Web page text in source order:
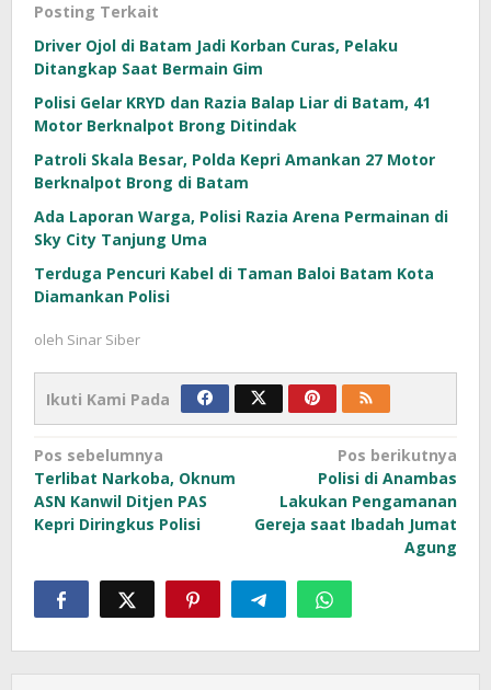
Posting Terkait
Driver Ojol di Batam Jadi Korban Curas, Pelaku
Ditangkap Saat Bermain Gim
Polisi Gelar KRYD dan Razia Balap Liar di Batam, 41
Motor Berknalpot Brong Ditindak
Patroli Skala Besar, Polda Kepri Amankan 27 Motor
Berknalpot Brong di Batam
Ada Laporan Warga, Polisi Razia Arena Permainan di
Sky City Tanjung Uma
Terduga Pencuri Kabel di Taman Baloi Batam Kota
Diamankan Polisi
oleh Sinar Siber
Ikuti Kami Pada
Navigasi
pos
Pos sebelumnya
Terlibat Narkoba, Oknum
ASN Kanwil Ditjen PAS
Kepri Diringkus Polisi
Pos berikutnya
Polisi di Anambas
Lakukan Pengamanan
Gereja saat Ibadah Jumat
Agung